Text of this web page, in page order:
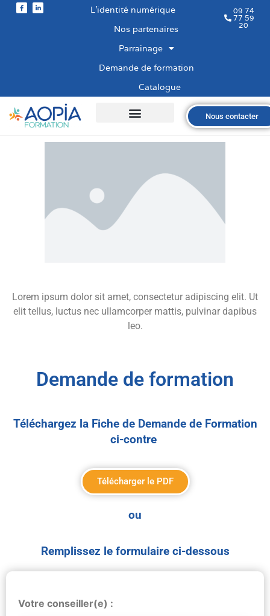
L’identité numérique
Nos partenaires
Parrainage
Demande de formation
Catalogue
09 74
77 59
20
Nous contacter
Lorem ipsum dolor sit amet, consectetur adipiscing elit. Ut
elit tellus, luctus nec ullamcorper mattis, pulvinar dapibus
leo.
Demande de formation
Téléchargez la Fiche de Demande de Formation
ci-contre
Télécharger le PDF
ou
Remplissez le formulaire ci-dessous
Votre conseiller(e) :